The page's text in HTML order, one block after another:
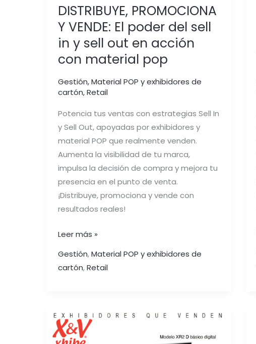
DISTRIBUYE, PROMOCIONA
Y VENDE: El poder del sell
in y sell out en acción
con material pop
Gestión,Material POP y exhibidores de
cartón,Retail
Potencia tus ventas con estrategias Sell In
y Sell Out, apoyadas por exhibidores y
material POP que realmente venden.
Aumenta la visibilidad de tu marca,
impulsa la decisión de compra y mejora tu
presencia en el punto de venta.
¡Distribuye, promociona y vende con
resultados reales!
con
material
pop
Leer más »
Gestión,Material POP y exhibidores de
cartón,Retail
¿CÓMO
AFECTA